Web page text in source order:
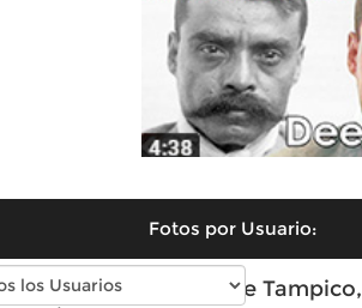
Fotos por Usuario:
Fotos modernas de Tampico,